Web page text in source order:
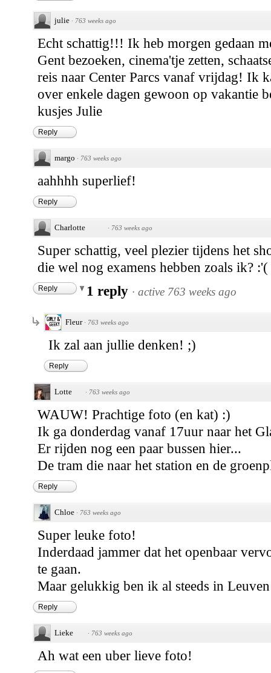
julie · 763 weeks ago
Echt schattig!!! Ik heb morgen gedaan
Gent bezoeken, cinema'tje zetten,
reis naar Center Parcs vanaf vrijdag! Ik
over enkele dagen gewoon op vakantie
kusjes Julie
Reply
margo · 763 weeks ago
aahhhh superlief!
Reply
Charlotte · 763 weeks ago
Super schattig, veel plezier tijdens het
die wel nog examens hebben zoals ik?
Reply 1 reply · active 763 weeks ago
Fleur · 763 weeks ago
Ik zal aan jullie denken! ;)
Reply
Lotte · 763 weeks ago
WAUW! Prachtige foto (en kat) :)
Ik ga donderdag vanaf 17uur naar het
Er rijden nog een paar bussen hier...
De tram die naar het station en de
Reply
Chloe · 763 weeks ago
Super leuke foto!
Inderdaad jammer dat het openbaar
te gaan.
Maar gelukkig ben ik al steeds in
Reply
Lieke · 763 weeks ago
Ah wat een uber lieve foto!